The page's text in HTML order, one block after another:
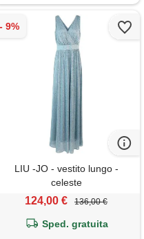
LIU -JO - vestito lungo -
celeste
124,00 € 136,00 €
Sped. gratuita